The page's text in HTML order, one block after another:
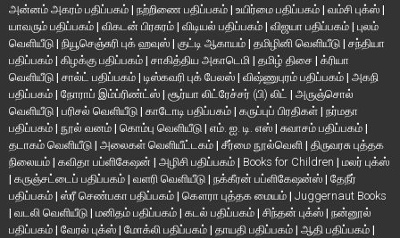
அன்னம் அகரம் பதிப்பகம் | நற்றிணை பதிப்பகம் | உயிர்மை பதிப்பகம் | வம்சி புக்ஸ் |
யாவரும் பதிப்பகம் | விகடன் பிரசுரம் | விடியல் பதிப்பகம் | விஜயா பதிப்பகம் | புலம்
வெளியீடு | நியூசெஞ்சுரி புக் ஹவுஸ் | குட்டி ஆகாயம் | தமிழினி வெளியீடு | சந்தியா
பதிப்பகம் | கிழக்கு பதிப்பகம் | சாகித்திய அகாடெமி | தமிழ் திசை | க்ரியா
வெளியீடு | சால்ட் பதிப்பகம் | டிஸ்கவரி புக் பேலஸ் | விஷ்ணுபுரம் பதிப்பகம் | அகநி
பதிப்பகம் | நோராப் இம்ப்ரிண்ட்ஸ் | சூர்யா லிட்ரேச்சர் (பி) லிட் | அருஞ்சொல்
வெளியீடு | பரிசல் வெளியீடு | காடோடி பதிப்பகம் | கருப்புப் பிரதிகள் | நர்மதா
பதிப்பகம் | நூல் வனம் | கொம்பு வெளியீடு | எம். ஐ. டி. எஸ் | சுவாசம் பதிப்பகம் |
தடாகம் வெளியீடு | அலைகள் வெளியீட்டகம் | சீர்மை நூல்வெளி | திருவரசு புத்தக
நிலையம் | கவிதா பப்ளிகேஷன் | அழிசி பதிப்பகம் | Books for Children | மலர் புக்ஸ்
| கருஞ்சட்டைப் பதிப்பகம் | வளரி வெளியீடு | நக்கீரன் பப்ளிகேஷன்ஸ் | தேநீர்
பதிப்பகம் | ஸ்ரீ செண்பகா பதிப்பகம் | கௌரா புத்தக மையம் | Juggernaut Books
| வடலி வெளியீடு | மனிதம் பதிப்பகம் | கடல் பதிப்பகம் | சிந்தன் புக்ஸ் | நன்னூல்
பதிப்பகம் | வேரல் புக்ஸ் | மோக்லி பதிப்பகம் | தாயதி பதிப்பகம் | ஆதி பதிப்பகம் |